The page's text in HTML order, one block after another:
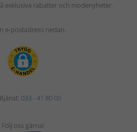
exklusiva rabatter och modenyheter.
e-postadress nedan.
033 - 41 80 00
Följ oss gärna!